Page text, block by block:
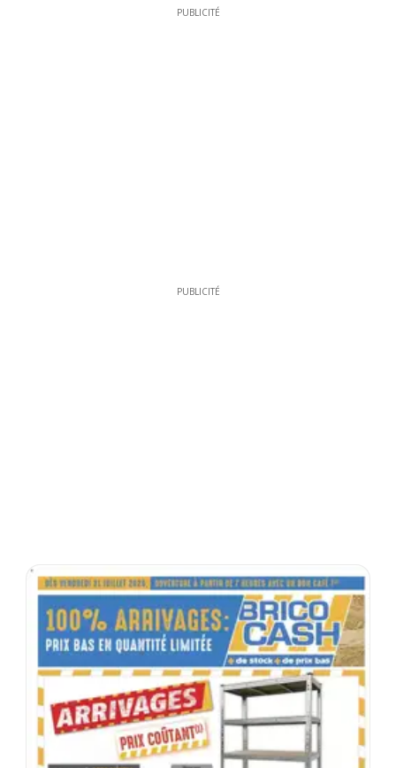
PUBLICITÉ
PUBLICITÉ